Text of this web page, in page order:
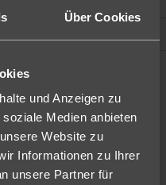
Über Cookies
und Anzeigen zu
Medien anbieten
Website zu
Informationen zu Ihrer
unsere Partner für
Nur Hotel